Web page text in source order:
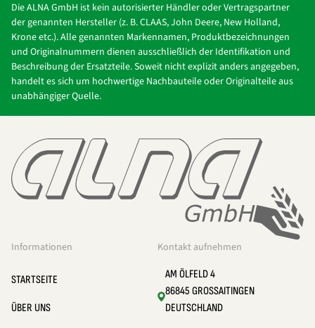
Die ALNA GmbH ist kein autorisierter Händler oder Vertragspartner
der genannten Hersteller (z. B. CLAAS, John Deere, New Holland,
Krone etc.). Alle genannten Markennamen, Produktbezeichnungen
und Originalnummern dienen ausschließlich der Identifikation und
Beschreibung der Ersatzteile. Soweit nicht explizit anders angegeben,
handelt es sich um hochwertige Nachbauteile oder Originalteile aus
unabhängiger Quelle.
Informationen
STARTSEITE
ÜBER UNS
Kontakt aufnehmen
AM ÖLFELD 4
86845 GROSSAITINGEN
DEUTSCHLAND